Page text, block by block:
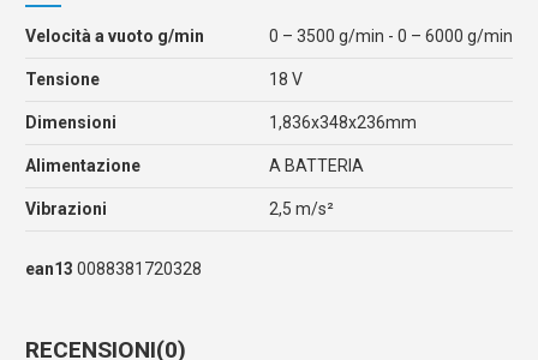
Velocità a vuoto g/min 0 – 3500 g/min - 0 – 6000 g/min
Tensione 18 V
Dimensioni 1,836x348x236mm
Alimentazione A BATTERIA
Vibrazioni 2,5 m/s²
ean13 0088381720328
RECENSIONI(0)